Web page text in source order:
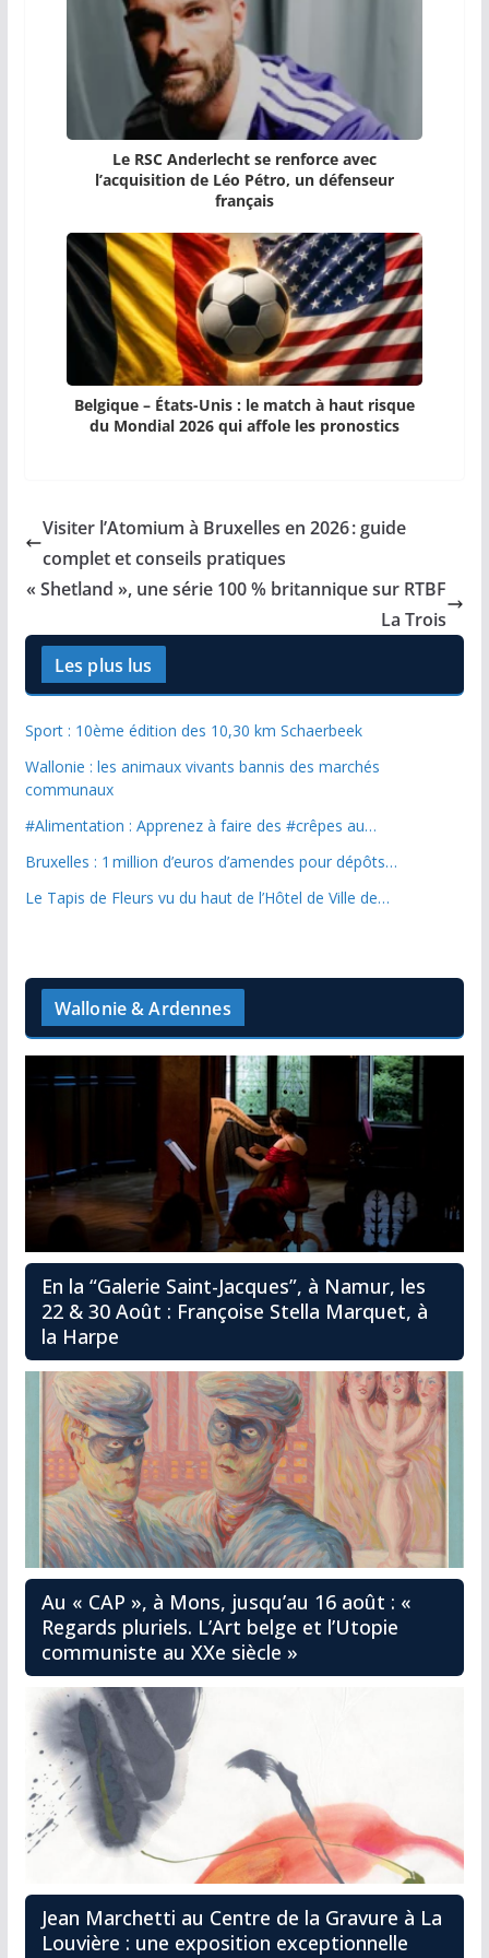
Le RSC Anderlecht se renforce avec
l’acquisition de Léo Pétro, un défenseur
français
Belgique – États-Unis : le match à haut risque
du Mondial 2026 qui affole les pronostics
Visiter l’Atomium à Bruxelles en 2026 : guide
complet et conseils pratiques
« Shetland », une série 100 % britannique sur RTBF
La Trois
Les plus lus
Sport : 10ème édition des 10,30 km Schaerbeek
Wallonie : les animaux vivants bannis des marchés
communaux
#Alimentation : Apprenez à faire des #crêpes au…
Bruxelles : 1 million d’euros d’amendes pour dépôts…
Le Tapis de Fleurs vu du haut de l’Hôtel de Ville de…
Wallonie & Ardennes
En la “Galerie Saint-Jacques”, à Namur, les
22 & 30 Août : Françoise Stella Marquet, à
la Harpe
Au « CAP », à Mons, jusqu’au 16 août : «
Regards pluriels. L’Art belge et l’Utopie
communiste au XXe siècle »
Jean Marchetti au Centre de la Gravure à La
Louvière : une exposition exceptionnelle